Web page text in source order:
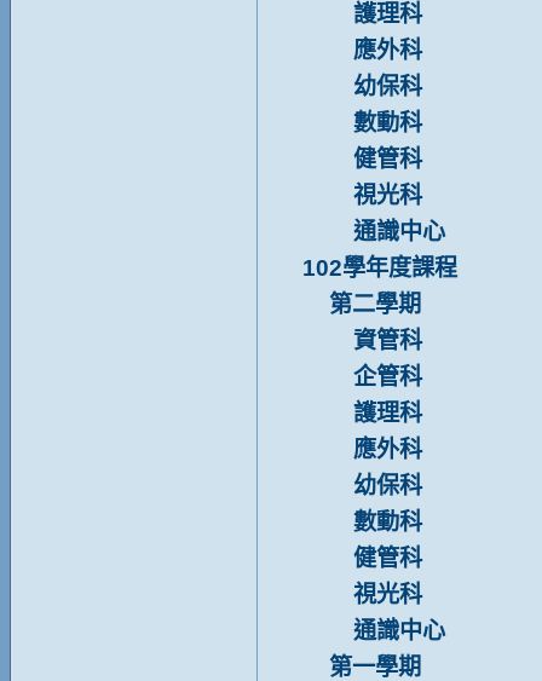
護理科
應外科
幼保科
數動科
健管科
視光科
通識中心
102學年度課程
第二學期
資管科
企管科
護理科
應外科
幼保科
數動科
健管科
視光科
通識中心
第一學期